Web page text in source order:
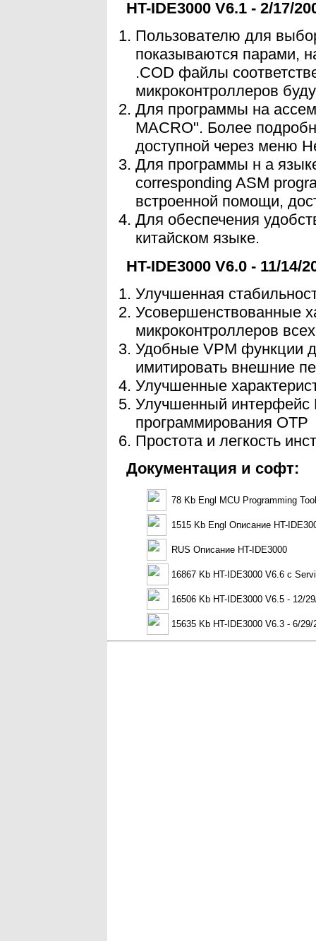
HT-IDE3000 V6.1 - 2/17/
Пользователю для
показываются парами,
.COD файлы
микроконтроллеров
Для программы на
MACRO". Более
доступной через меню
Для программы н а
corresponding ASM
встроенной помощи,
Для обеспечения
китайском языке.
HT-IDE3000 V6.0 - 11/14/
Улучшенная
Усовершенствованные
микроконтроллеров
Удобные VPM функции
имитировать внешние
Улучшенные
Улучшенный интерфейс
программирования OTP
Простота и легкость
Документация и софт:
78 Kb Engl MCU Programming
1515 Kb Engl Описание HT-
RUS Описание HT-IDE3000
16867 Kb HT-IDE3000 V6.6 с
16506 Kb HT-IDE3000 V6.5 - 12/
15635 Kb HT-IDE3000 V6.3 - 6/29/